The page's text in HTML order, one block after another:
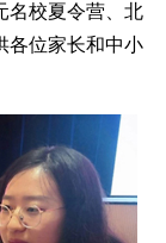
名校夏令营、北
各位家长和中小